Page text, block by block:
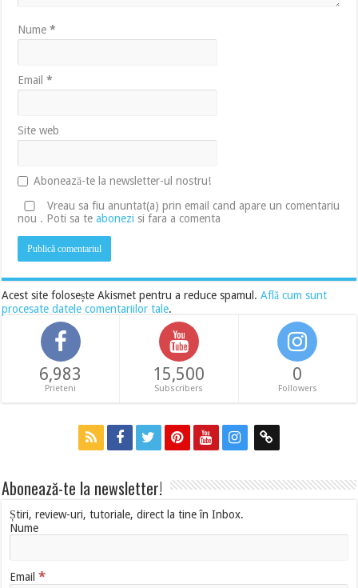
Nume*
Email*
Site web
Abonează-te la newsletter-ul nostru!
Vreau sa fiu anuntat(a) prin email cand apare un comentariu
nou . Poti sa teabonezi si fara a comenta
Acest site folosește Akismet pentru a reduce spamul.Află cum sunt
procesate datele comentariilor tale.
6,983
Prieteni
15,500
Subscribers
0
Followers
Abonează-te la newsletter!
Știri, review-uri, tutoriale, direct la tine în Inbox.
Nume
Email*